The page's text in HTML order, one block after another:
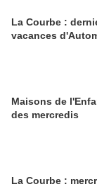
La Courbe :
vacances
Maisons de
des mercredis
La Courbe :